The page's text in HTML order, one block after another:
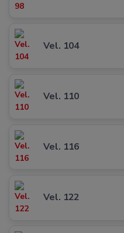
Vel. 104
Vel. 110
Vel. 116
Vel. 122